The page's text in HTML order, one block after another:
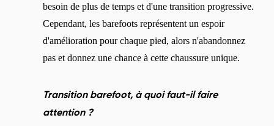
besoin de plus de temps et d'une transition progressive.
Cependant, les barefoots représentent un espoir
d'amélioration pour chaque pied, alors n'abandonnez
pas et donnez une chance à cette chaussure unique.
Transition barefoot, à quoi faut-il faire
attention ?